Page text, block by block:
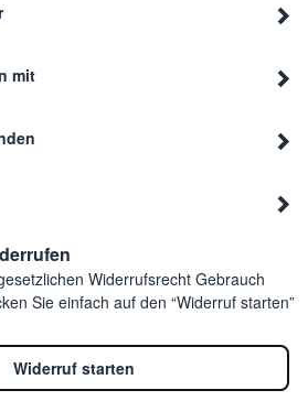
mit
Widerrufsrecht Gebrauch
Sie einfach auf den “Widerruf starten”
Widerruf starten